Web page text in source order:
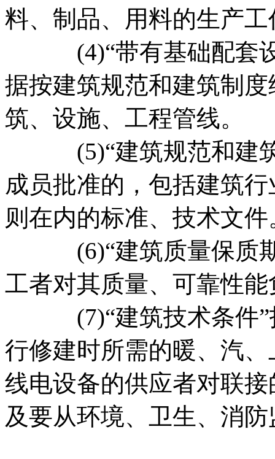
料、制品、用料的生产工
(4)“带有基础配套设
据按建筑规范和建筑制
筑、设施、工程管线。
(5)“建筑规范和建筑
成员批准的，包括建筑
则在内的标准、技术文件
(6)“建筑质量保质期
工者对其质量、可靠性
(7)“建筑技术条件”
行修建时所需的暖、汽
线电设备的供应者对联
及要从环境、卫生、消